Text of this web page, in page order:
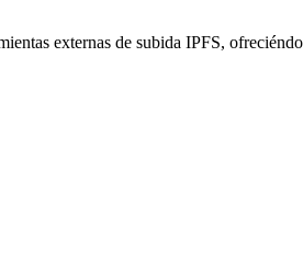
externas de subida IPFS,